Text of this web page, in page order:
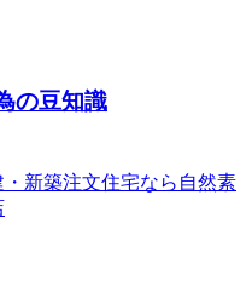
の豆知識